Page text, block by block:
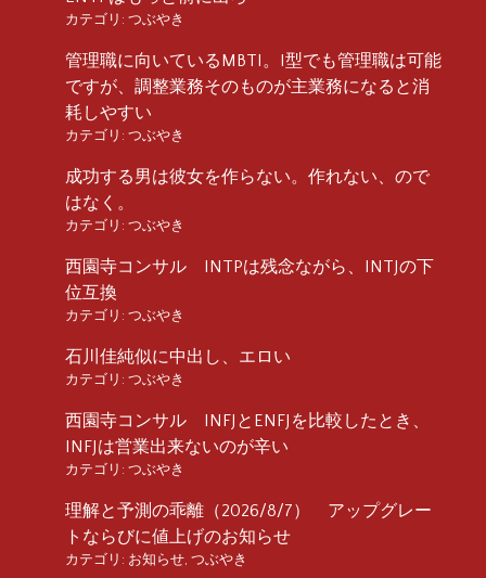
カテゴリ: つぶやき
管理職に向いているMBTI。I型でも管理職は可能
ですが、調整業務そのものが主業務になると消
耗しやすい
カテゴリ: つぶやき
成功する男は彼女を作らない。作れない、ので
はなく。
カテゴリ: つぶやき
西園寺コンサル INTPは残念ながら、INTJの下
位互換
カテゴリ: つぶやき
石川佳純似に中出し、エロい
カテゴリ: つぶやき
西園寺コンサル INFJとENFJを比較したとき、
INFJは営業出来ないのが辛い
カテゴリ: つぶやき
理解と予測の乖離（2026/8/7） アップグレー
トならびに値上げのお知らせ
カテゴリ: お知らせ つぶやき